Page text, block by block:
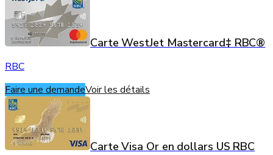
Carte WestJet Mastercard‡ RBC®
RBC
Faire une demandeVoir les détails
Carte Visa Or en dollars US RBC